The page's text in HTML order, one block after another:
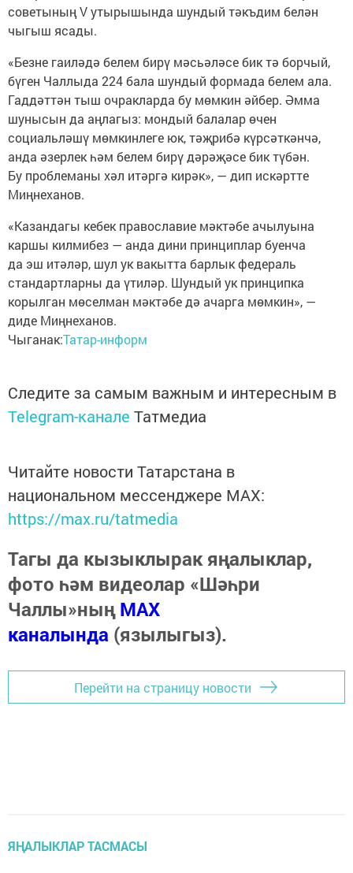
советының V утырышында шундый тәкъдим белән
чыгыш ясады.
«Безне гаиләдә белем бирү мәсьәләсе бик тә борчый,
бүген Чаллыда 224 бала шундый формада белем ала.
Гаддәттән тыш очракларда бу мөмкин әйбер. Әмма
шунысын да аңлагыз: мондый балалар өчен
социальләшү мөмкинлеге юк, тәҗрибә күрсәткәнчә,
анда әзерлек һәм белем бирү дәрәҗәсе бик түбән.
Бу проблеманы хәл итәргә кирәк», — дип искәртте
Миңнеханов.
«Казандагы кебек православие мәктәбе ачылуына
каршы килмибез — анда дини принциплар буенча
да эш итәләр, шул ук вакытта барлык федераль
стандартларны да үтиләр. Шундый ук принципка
корылган мөселман мәктәбе дә ачарга мөмкин», —
диде Миңнеханов.
Чыганак:Татар-информ
Следите за самым важным и интересным в
Telegram-канале Татмедиа
Читайте новости Татарстана в
национальном мессенджере MАХ:
https://max.ru/tatmedia
Тагы да кызыклырак яңалыклар,
фото һәм видеолар «Шәһри
Чаллы»ныңMAX
каналында (язылыгыз).
Перейти на страницу новости
ЯҢАЛЫКЛАР ТАСМАСЫ